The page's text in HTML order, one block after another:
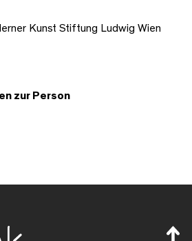
Kunst Stiftung Ludwig Wien
zur Person